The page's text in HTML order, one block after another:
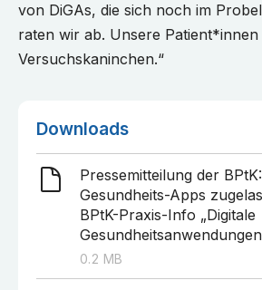
von DiGAs, die sich noch im
raten wir ab. Unsere Patient*innen
Versuchskaninchen.“
Downloads
Pressemitteilung der
Gesundheits-Apps
BPtK-Praxis-Info „Digitale
0.2 MB